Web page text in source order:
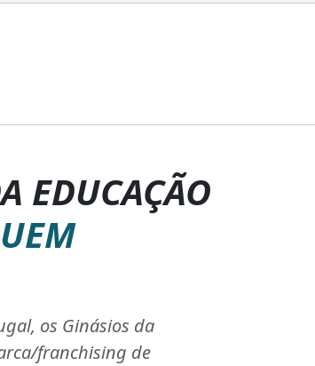
EDUCAÇÃO
os Ginásios da
franchising de